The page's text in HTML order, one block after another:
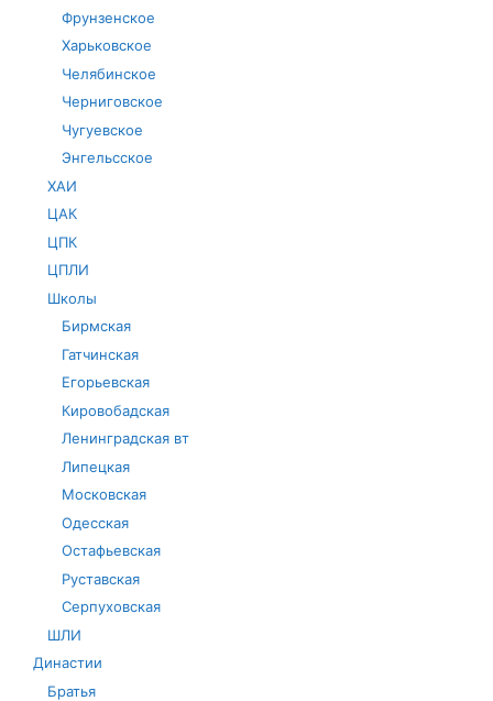
Фрунзенское
Харьковское
Челябинское
Черниговское
Чугуевское
Энгельсское
ХАИ
ЦАК
ЦПК
ЦПЛИ
Школы
Бирмская
Гатчинская
Егорьевская
Кировобадская
Ленинградская вт
Липецкая
Московская
Одесская
Остафьевская
Руставская
Серпуховская
ШЛИ
Династии
Братья